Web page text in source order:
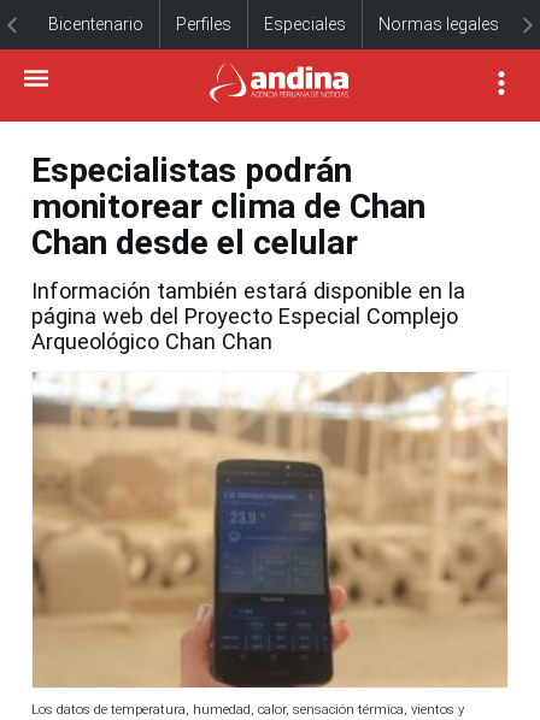
Bicentenario Perfiles Especiales Normas legales
Especialistas podrán
monitorear clima de Chan
Chan desde el celular
Información también estará disponible en la
página web del Proyecto Especial Complejo
Arqueológico Chan Chan
Los datos de temperatura, humedad, calor, sensación térmica, vientos y